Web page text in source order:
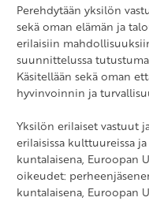
Perehdytään yksilön
sekä oman elämän ja
erilaisiin
suunnittelussa
Käsitellään sekä oman
hyvinvoinnin ja
Yksilön erilaiset vastuut
erilaisissa kulttuureissa
kuntalaisena, Euroopan
oikeudet:
kuntalaisena, Euroopan